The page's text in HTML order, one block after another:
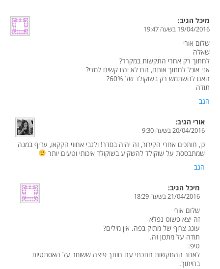
מיכל הגיב:
19/04/2016 בשעה 19:47
שלום אורי
שאלה
לחתוך רק אחרי התקשות במקרר?
אני אוכל לחתוך אותם, הם לא יהיו קשים למדי?
האם להשתמש רק בשוקולד של 60%?
תודה
הגב
אורי הגיב:
20/04/2016 בשעה 9:30
כן, חותכים אחרי הקירור, זה יהיה בסדר! ולגבי אחוזי הקקאו, עדיף במנה
שמתבססת על שוקולד להשקיע בשוקולד איכותי וטעים יותר
הגב
מיכל הגיב:
21/04/2016 בשעה 18:29
שלום אורי
זה יצא פשוט נפלא
עונג צרוף של מתוק בפה. אין מילים?
תודה על מתכון זה.
טיפ:
לאחר ההתקשות חתכתי עם חותך פיצה ששומר על האסתטיות
בחיתוך.